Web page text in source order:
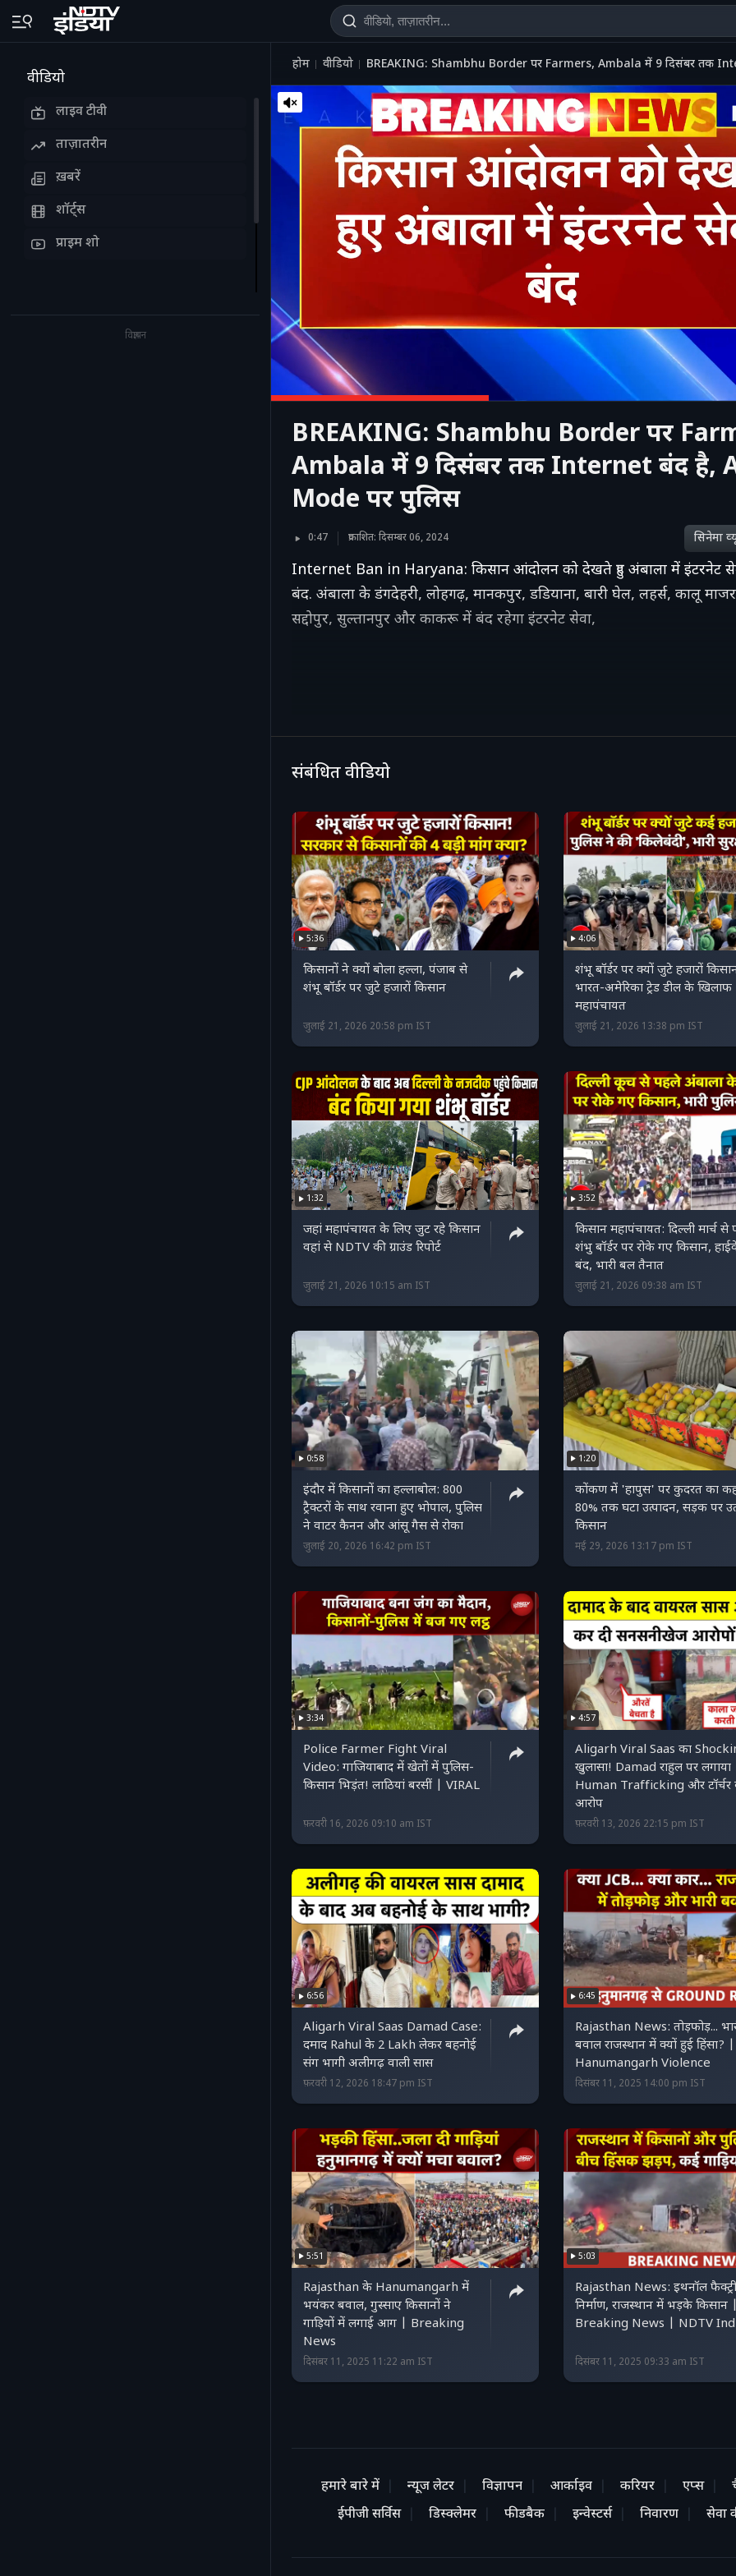
वीडियो
लाइव टीवी
ताज़ातरीन
ख़बरें
शॉर्ट्स
प्राइम शो
विज्ञापन
होम वीडियो BREAKING: Shambhu Border पर Farmers, Ambala में 9 दिसंबर तक
BREAKING: Shambhu Border पर
Ambala में 9 दिसंबर तक Internet बंद है,
Mode पर पुलिस
0:47 प्रकाशित: दिसम्बर 06, 2024 सिनेमा
Internet Ban in Haryana: किसान आंदोलन को देखते हुए अंबाला में इंटरनेट
बंद. अंबाला के डंगदेहरी, लोहगढ़, मानकपुर, डडियाना, बारी घेल, लहर्स, कालू
सद्दोपुर, सुल्तानपुर और काकरू में बंद रहेगा इंटरनेट सेवा,
संबंधित वीडियो
5:36
किसानों ने क्‍यों बोला हल्‍ला, पंजाब से
शंभू बॉर्डर पर जुटे हजारों किसान
जुलाई 21, 2026 20:58 pm IST
4:06
शंभू बॉर्डर पर क्यों जुटे हजारों
भारत-अमेरिका ट्रेड डील के खिलाफ
महापंचायत
जुलाई 21, 2026 13:38 pm IST
1:32
जहां महापंचायत के लिए जुट रहे किसान
वहां से NDTV की ग्राउंड रिपोर्ट
जुलाई 21, 2026 10:15 am IST
3:52
किसान महापंचायत: दिल्ली मार्च से
शंभु बॉर्डर पर रोके गए किसान,
बंद, भारी बल तैनात
जुलाई 21, 2026 09:38 am IST
0:58
इंदौर में किसानों का हल्लाबोल: 800
ट्रैक्टरों के साथ रवाना हुए भोपाल, पुलिस
ने वाटर कैनन और आंसू गैस से रोका
जुलाई 20, 2026 16:42 pm IST
1:20
कोंकण में 'हापुस' पर कुदरत का
80% तक घटा उत्पादन, सड़क पर
किसान
मई 29, 2026 13:17 pm IST
3:34
Police Farmer Fight Viral
Video: गाजियाबाद में खेतों में पुलिस-
किसान भिड़ंत! लाठियां बरसीं | VIRAL
फ़रवरी 16, 2026 09:10 am IST
4:57
Aligarh Viral Saas का
खुलासा! Damad राहुल पर लगाया
Human Trafficking और टॉर्चर
आरोप
फ़रवरी 13, 2026 22:15 pm IST
6:56
Aligarh Viral Saas Damad Case:
दमाद Rahul के 2 Lakh लेकर बहनोई
संग भागी अलीगढ़ वाली सास
फ़रवरी 12, 2026 18:47 pm IST
6:45
Rajasthan News: तोड़फोड़...
बवाल राजस्थान में क्यों हुई हिंसा? |
Hanumangarh Violence
दिसंबर 11, 2025 14:00 pm IST
5:51
Rajasthan के Hanumangarh में
भयंकर बवाल, गुस्साए किसानों ने
गाड़ियों में लगाई आग | Breaking
News
दिसंबर 11, 2025 11:22 am IST
5:03
Rajasthan News: इथनॉल
निर्माण, राजस्थान में भड़के किसान
Breaking News | NDTV
दिसंबर 11, 2025 09:33 am IST
हमारे बारे में न्यूज लेटर विज्ञापन आर्काइव करियर एप्स
ईपीजी सर्विस
डिस्क्लेमर फीडबैक इन्वेस्टर्स निवारण सेवा